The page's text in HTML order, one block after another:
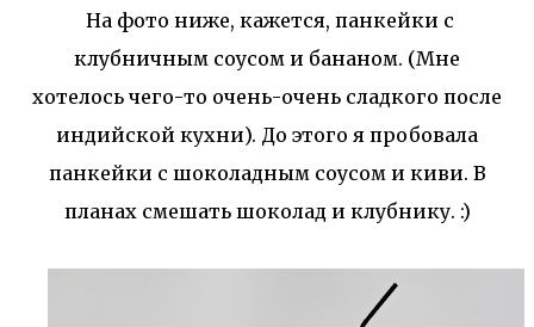
На фото ниже, кажется, панкейки с
клубничным соусом и бананом. (Мне
хотелось чего-то очень-очень сладкого после
индийской кухни). До этого я пробовала
панкейки с шоколадным соусом и киви. В
планах смешать шоколад и клубнику. :)